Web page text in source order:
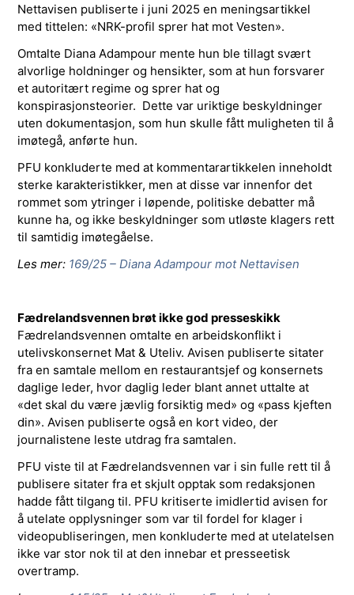
Nettavisen publiserte i juni 2025 en meningsartikkel
med tittelen: «NRK-profil sprer hat mot Vesten».
Omtalte Diana Adampour mente hun ble tillagt svært
alvorlige holdninger og hensikter, som at hun forsvarer
et autoritært regime og sprer hat og
konspirasjonsteorier. Dette var uriktige beskyldninger
uten dokumentasjon, som hun skulle fått muligheten til å
imøtegå, anførte hun.
PFU konkluderte med at kommentarartikkelen inneholdt
sterke karakteristikker, men at disse var innenfor det
rommet som ytringer i løpende, politiske debatter må
kunne ha, og ikke beskyldninger som utløste klagers rett
til samtidig imøtegåelse.
Les mer: 169/25 – Diana Adampour mot Nettavisen
Fædrelandsvennen brøt ikke god presseskikk
Fædrelandsvennen omtalte en arbeidskonflikt i
utelivskonsernet Mat & Uteliv. Avisen publiserte sitater
fra en samtale mellom en restaurantsjef og konsernets
daglige leder, hvor daglig leder blant annet uttalte at
«det skal du være jævlig forsiktig med» og «pass kjeften
din». Avisen publiserte også en kort video, der
journalistene leste utdrag fra samtalen.
PFU viste til at Fædrelandsvennen var i sin fulle rett til å
publisere sitater fra et skjult opptak som redaksjonen
hadde fått tilgang til. PFU kritiserte imidlertid avisen for
å utelate opplysninger som var til fordel for klager i
videopubliseringen, men konkluderte med at utelatelsen
ikke var stor nok til at den innebar et presseetisk
overtramp.